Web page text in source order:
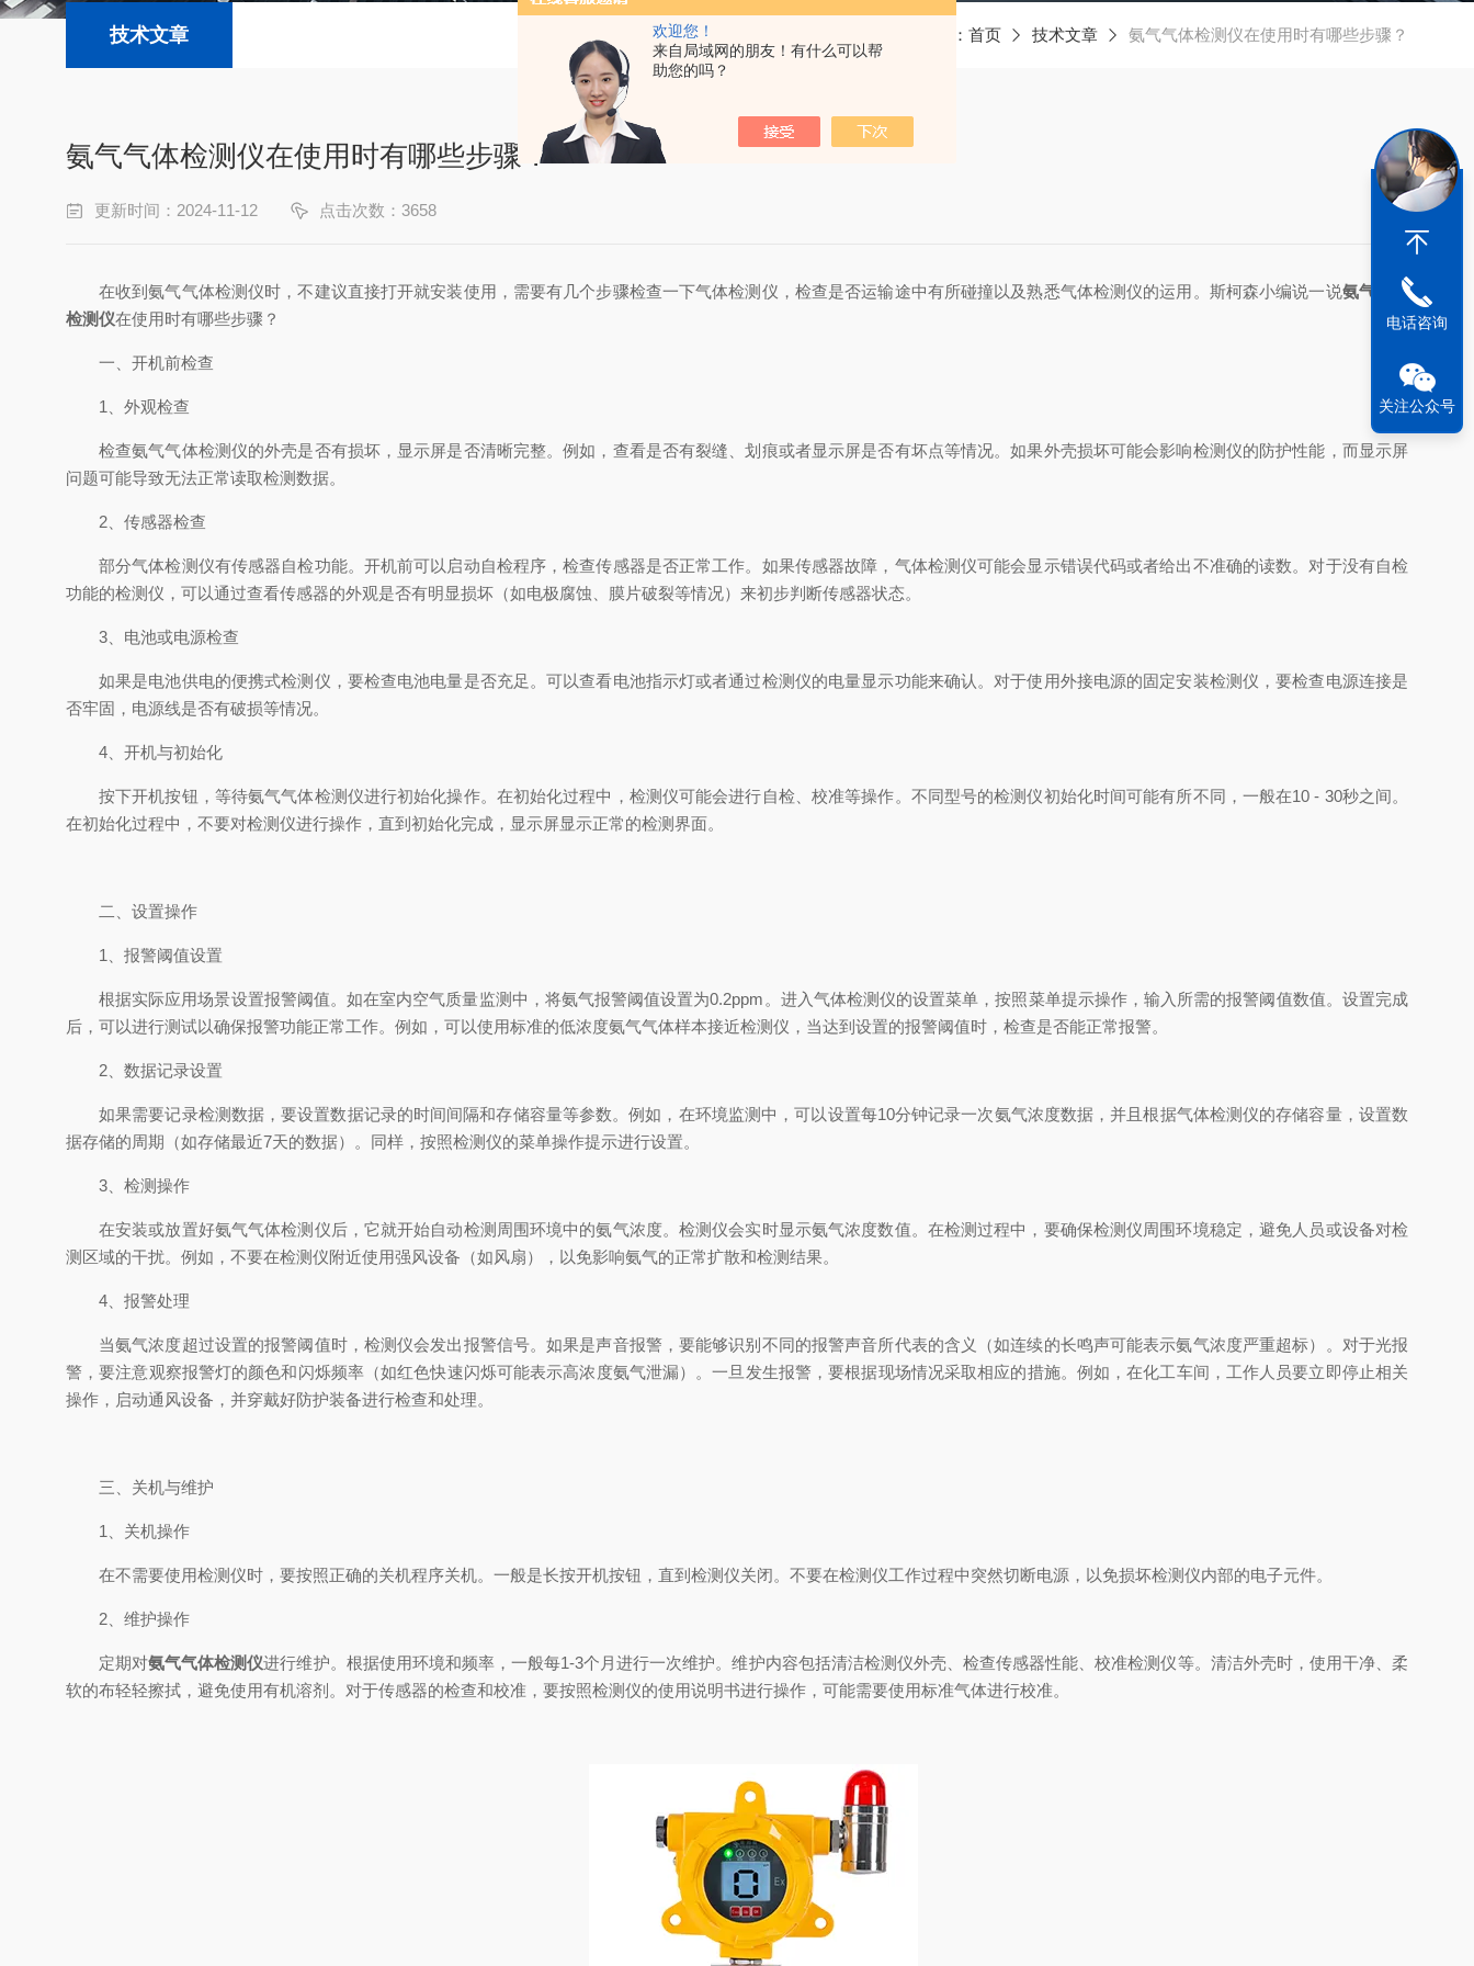
欢迎您！
来自局域网的朋友！有什么可以帮
助您的吗？
技术文章 当前位置： 首页 技术文章 氨气气体检测仪在使用时有哪些步骤？
氨气气体检测仪在使用时有哪些步骤？
更新时间：2024-11-12 点击次数：3658
在收到氨气气体检测仪时，不建议直接打开就安装使用，需要有几个步骤检查一下气体检测仪，检查是否运输途中有所碰撞以及熟悉气体检测仪的运用。斯柯森小编说一说氨气气体
检测仪在使用时有哪些步骤？
一、开机前检查
1、外观检查
检查氨气气体检测仪的外壳是否有损坏，显示屏是否清晰完整。例如，查看是否有裂缝、划痕或者显示屏是否有坏点等情况。如果外壳损坏可能会影响检测仪的防护性能，而显示屏
问题可能导致无法正常读取检测数据。
2、传感器检查
部分气体检测仪有传感器自检功能。开机前可以启动自检程序，检查传感器是否正常工作。如果传感器故障，气体检测仪可能会显示错误代码或者给出不准确的读数。对于没有自检
功能的检测仪，可以通过查看传感器的外观是否有明显损坏（如电极腐蚀、膜片破裂等情况）来初步判断传感器状态。
3、电池或电源检查
如果是电池供电的便携式检测仪，要检查电池电量是否充足。可以查看电池指示灯或者通过检测仪的电量显示功能来确认。对于使用外接电源的固定安装检测仪，要检查电源连接是
否牢固，电源线是否有破损等情况。
4、开机与初始化
按下开机按钮，等待氨气气体检测仪进行初始化操作。在初始化过程中，检测仪可能会进行自检、校准等操作。不同型号的检测仪初始化时间可能有所不同，一般在10 - 30秒之间。
在初始化过程中，不要对检测仪进行操作，直到初始化完成，显示屏显示正常的检测界面。
二、设置操作
1、报警阈值设置
根据实际应用场景设置报警阈值。如在室内空气质量监测中，将氨气报警阈值设置为0.2ppm。进入气体检测仪的设置菜单，按照菜单提示操作，输入所需的报警阈值数值。设置完成
后，可以进行测试以确保报警功能正常工作。例如，可以使用标准的低浓度氨气气体样本接近检测仪，当达到设置的报警阈值时，检查是否能正常报警。
2、数据记录设置
如果需要记录检测数据，要设置数据记录的时间间隔和存储容量等参数。例如，在环境监测中，可以设置每10分钟记录一次氨气浓度数据，并且根据气体检测仪的存储容量，设置数
据存储的周期（如存储最近7天的数据）。同样，按照检测仪的菜单操作提示进行设置。
3、检测操作
在安装或放置好氨气气体检测仪后，它就开始自动检测周围环境中的氨气浓度。检测仪会实时显示氨气浓度数值。在检测过程中，要确保检测仪周围环境稳定，避免人员或设备对检
测区域的干扰。例如，不要在检测仪附近使用强风设备（如风扇），以免影响氨气的正常扩散和检测结果。
4、报警处理
当氨气浓度超过设置的报警阈值时，检测仪会发出报警信号。如果是声音报警，要能够识别不同的报警声音所代表的含义（如连续的长鸣声可能表示氨气浓度严重超标）。对于光报
警，要注意观察报警灯的颜色和闪烁频率（如红色快速闪烁可能表示高浓度氨气泄漏）。一旦发生报警，要根据现场情况采取相应的措施。例如，在化工车间，工作人员要立即停止相关
操作，启动通风设备，并穿戴好防护装备进行检查和处理。
三、关机与维护
1、关机操作
在不需要使用检测仪时，要按照正确的关机程序关机。一般是长按开机按钮，直到检测仪关闭。不要在检测仪工作过程中突然切断电源，以免损坏检测仪内部的电子元件。
2、维护操作
定期对氨气气体检测仪进行维护。根据使用环境和频率，一般每1-3个月进行一次维护。维护内容包括清洁检测仪外壳、检查传感器性能、校准检测仪等。清洁外壳时，使用干净、柔
软的布轻轻擦拭，避免使用有机溶剂。对于传感器的检查和校准，要按照检测仪的使用说明书进行操作，可能需要使用标准气体进行校准。
电话咨询
关注公众号